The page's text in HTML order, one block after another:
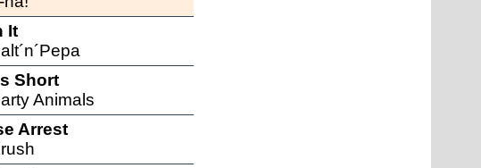
It
Short
Animals
Arrest